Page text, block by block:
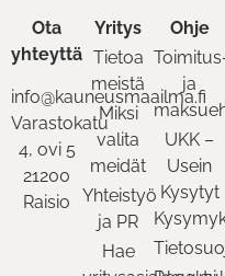
Ota
yhteyttä
info@kauneusmaailma.fi
Varastokatu
4, ovi 5
21200
Raisio
Yritys
Tietoa
meistä
Miksi
valita
meidät
Yhteistyö
ja PR
Hae
Ohje
ja
UKK –
Usein
Kysytyt